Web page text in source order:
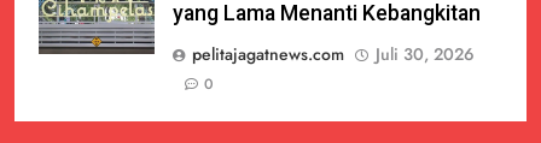
yang Lama Menanti Kebangkitan
pelitajagatnews.com
Juli 30, 2026
0